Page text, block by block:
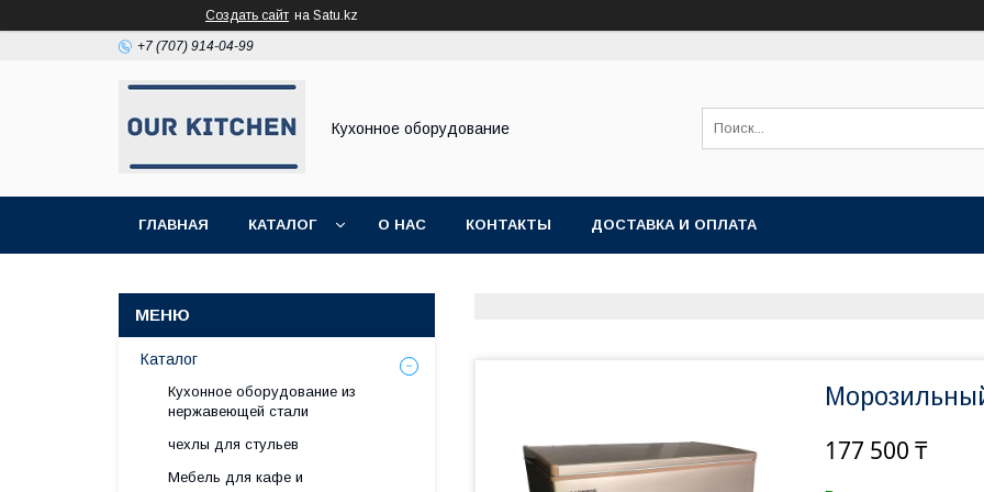
Создать сайт на Satu.kz
+7 (707) 914-04-99
Кухонное оборудование
ГЛАВНАЯ КАТАЛОГ О НАС КОНТАКТЫ ДОСТАВКА И ОПЛАТА
177 500 ₸
Каталог
Кухонное оборудование из
нержавеющей стали
чехлы для стульев
Мебель для кафе и